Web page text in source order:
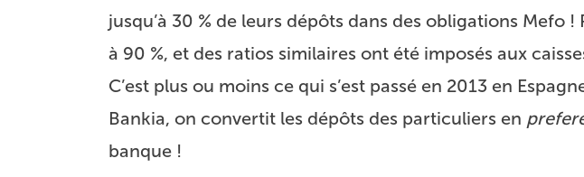
jusqu’à 30 % de leurs dépôts dans des obligations Mefo
à 90 %, et des ratios similaires ont été imposés aux
C’est plus ou moins ce qui s’est passé en 2013 en
Bankia, on convertit les dépôts des particuliers en
banque !